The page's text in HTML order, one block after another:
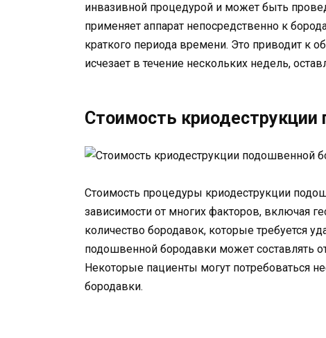
инвазивной процедурой и может быть
применяет аппарат непосредственно к
краткого периода времени. Это приводит к
исчезает в течение нескольких недель,
Стоимость
Стоимость процедуры криодеструкции
зависимости от многих факторов, включая
количество бородавок, которые требуется
подошвенной бородавки может составлять
Некоторые пациенты могут потребоваться
бородавки.